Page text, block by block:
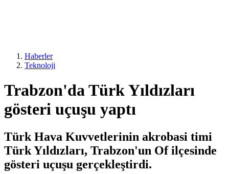
Haberler
Teknoloji
Trabzon'da Türk Yıldızları
gösteri uçuşu yaptı
Türk Hava Kuvvetlerinin akrobasi timi
Türk Yıldızları, Trabzon'un Of ilçesinde
gösteri uçuşu gerçekleştirdi.